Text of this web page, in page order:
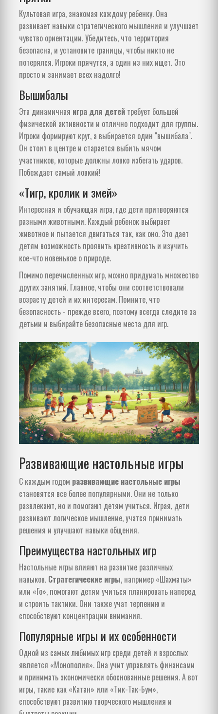
Культовая игра, знакомая каждому ребенку. Она
развивает навыки стратегического мышления и улучшает
чувство ориентации. Убедитесь, что территория
безопасна, и установите границы, чтобы никто не
потерялся. Игроки прячутся, а один из них ищет. Это
просто и занимает всех надолго!
Вышибалы
Эта динамичная игра для детей требует большей
физической активности и отлично подходит для группы.
Игроки формируют круг, а выбирается один "вышибала".
Он стоит в центре и старается выбить мячом
участников, которые должны ловко избегать ударов.
Побеждает самый ловкий!
«Тигр, кролик и змей»
Интересная и обучающая игра, где дети притворяются
разными животными. Каждый ребенок выбирает
животное и пытается двигаться так, как оно. Это дает
детям возможность проявить креативность и изучить
кое-что новенькое о природе.
Помимо перечисленных игр, можно придумать множество
других занятий. Главное, чтобы они соответствовали
возрасту детей и их интересам. Помните, что
безопасность - прежде всего, поэтому всегда следите за
детьми и выбирайте безопасные места для игр.
Развивающие настольные игры
С каждым годом развивающие настольные игры
становятся все более популярными. Они не только
развлекают, но и помогают детям учиться. Играя, дети
развивают логическое мышление, учатся принимать
решения и улучшают навыки общения.
Преимущества настольных игр
Настольные игры влияют на развитие различных
навыков. Стратегические игры, например «Шахматы»
или «Го», помогают детям учиться планировать наперед
и строить тактики. Они также учат терпению и
способствуют концентрации внимания.
Популярные игры и их особенности
Одной из самых любимых игр среди детей и взрослых
является «Монополия». Она учит управлять финансами
и принимать экономически обоснованные решения. А вот
игры, такие как «Катан» или «Тик-Так-Бум»,
способствуют развитию творческого мышления и